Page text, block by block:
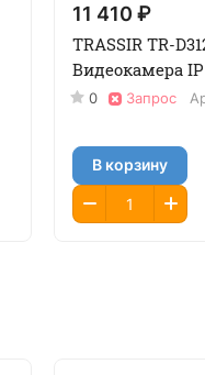
11 410 ₽
TRASSIR TR-
Видеокамера IP
0 Запрос
В корзину